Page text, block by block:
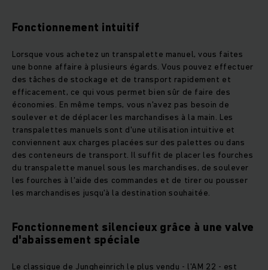
Fonctionnement intuitif
Lorsque vous achetez un transpalette manuel, vous faites
une bonne affaire à plusieurs égards. Vous pouvez effectuer
des tâches de stockage et de transport rapidement et
efficacement, ce qui vous permet bien sûr de faire des
économies. En même temps, vous n'avez pas besoin de
soulever et de déplacer les marchandises à la main. Les
transpalettes manuels sont d'une utilisation intuitive et
conviennent aux charges placées sur des palettes ou dans
des conteneurs de transport. Il suffit de placer les fourches
du transpalette manuel sous les marchandises, de soulever
les fourches à l'aide des commandes et de tirer ou pousser
les marchandises jusqu'à la destination souhaitée.
Fonctionnement silencieux grâce à une valve
d'abaissement spéciale
Le classique de Jungheinrich le plus vendu - l'AM 22 - est